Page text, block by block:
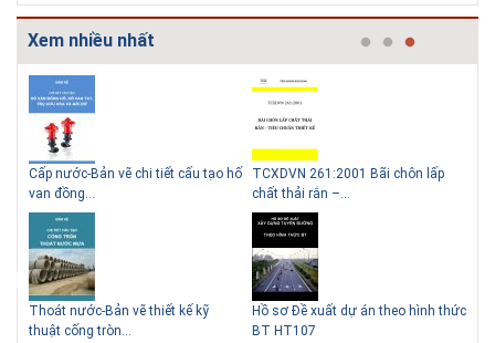
Những ngôi nhà một tầng ít
tiền vẫn đẹp
Lý do nên sử dụng gạch block
Xem nhiều nhất
Cấp nước-Bản vẽ chi tiết cấu tạo hố
van đồng...
Thoát nước-Bản vẽ thiết kế kỹ
thuật cống tròn...
TCXDVN 261:2001 Bãi chôn lấp
chất thải rắn –...
Hồ sơ Đề xuất dự án theo hình thức
BT HT107